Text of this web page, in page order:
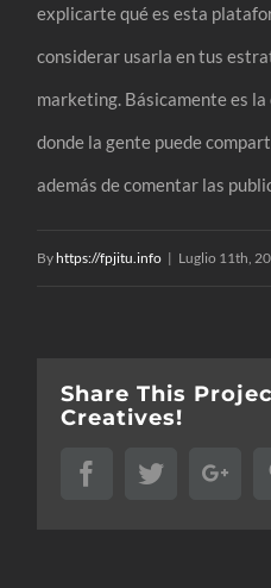
explicarte qué es esta
considerar usarla en tus
marketing. Básicamente es
donde la gente puede
además de comentar las
Byhttps://fpjitu.info | Luglio 11th,
Share This
Creatives!
FacebookTwitter